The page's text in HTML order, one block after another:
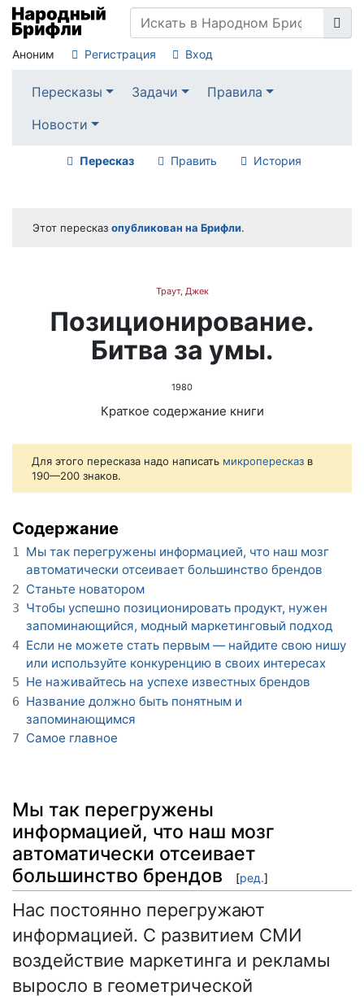
Аноним Регистрация Вход
Пересказы Задачи
Правила
Новости
Пересказ Править История
Этот пересказ опубликован на Брифли.
Траут, Джек
Позиционирование.
Битва за умы.
1980
Краткое содержание книги
Для этого пересказа надо написать микропересказ в
190—200 знаков.
Содержание
1 Мы так перегружены информацией, что наш мозг
автоматически отсеивает большинство брендов
2 Станьте новатором
3 Чтобы успешно позиционировать продукт, нужен
запоминающийся, модный маркетинговый подход
4 Если не можете стать первым — найдите свою нишу
или используйте конкуренцию в своих интересах
5 Не наживайтесь на успехе известных брендов
6 Название должно быть понятным и
запоминающимся
7 Самое главное
Мы так перегружены
информацией, что наш мозг
автоматически отсеивает
большинство брендов
[ред.]
Нас постоянно перегружают
информацией. С развитием СМИ
воздействие маркетинга и рекламы
выросло в геометрической